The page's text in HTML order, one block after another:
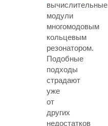
вычислительные
модули
многомодовым
кольцевым
резонатором.
Подобные
подходы
страдают
уже
от
других
недостатков